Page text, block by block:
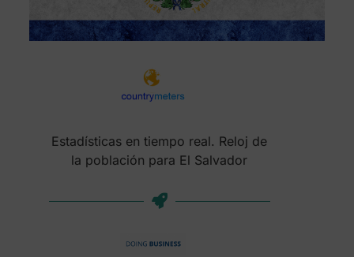
Estadísticas en tiempo real. Reloj de
la población para El Salvador